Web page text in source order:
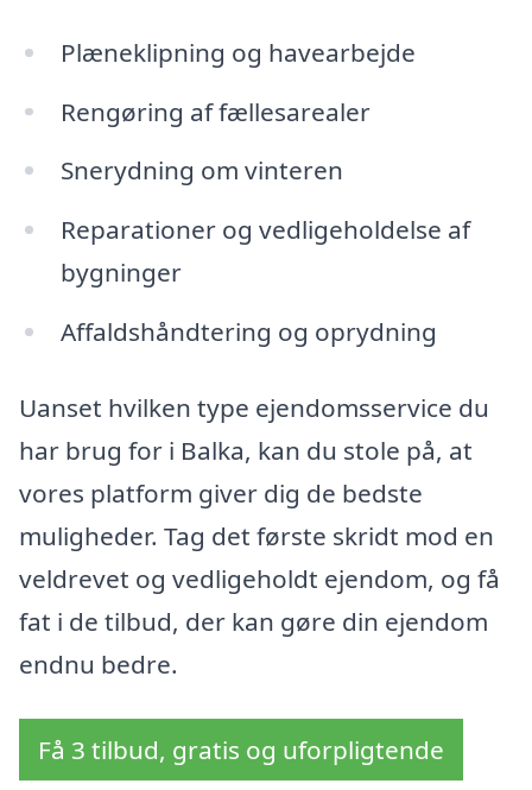
Plæneklipning og havearbejde
Rengøring af fællesarealer
Snerydning om vinteren
Reparationer og vedligeholdelse af
bygninger
Affaldshåndtering og oprydning
Uanset hvilken type ejendomsservice du
har brug for i Balka, kan du stole på, at
vores platform giver dig de bedste
muligheder. Tag det første skridt mod en
veldrevet og vedligeholdt ejendom, og få
fat i de tilbud, der kan gøre din ejendom
endnu bedre.
Få 3 tilbud, gratis og uforpligtende